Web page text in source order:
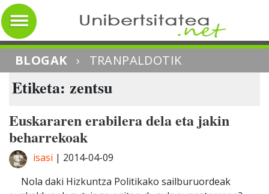
BLOGAK › TRANPALDOTIK
Etiketa: zentsu
Euskararen erabilera dela eta jakin
beharrekoak
isasi | 2014-04-09
Nola daki Hizkuntza Politikako sailburuordeak